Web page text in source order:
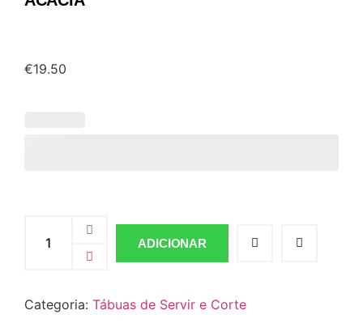
€19.50
ADICIONAR
Categoria: Tábuas de Servir e Corte